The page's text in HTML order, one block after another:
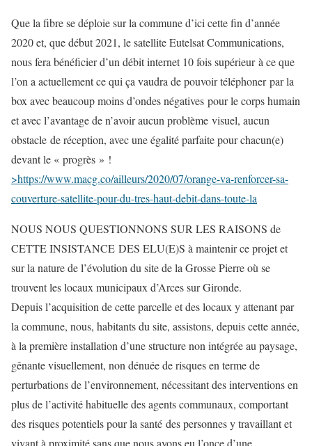
Que la fibre se déploie sur la commune d’ici cette fin d’année
2020 et, que début 2021, le satellite Eutelsat Communications,
nous fera bénéficier d’un débit internet 10 fois supérieur à ce que
l’on a actuellement ce qui ça vaudra de pouvoir téléphoner par la
box avec beaucoup moins d’ondes négatives pour le corps humain
et avec l’avantage de n’avoir aucun problème visuel, aucun
obstacle de réception, avec une égalité parfaite pour chacun(e)
devant le « progrès » !
>https://www.macg.co/ailleurs/2020/07/orange-va-renforcer-sa-
couverture-satellite-pour-du-tres-haut-debit-dans-toute-la
NOUS NOUS QUESTIONNONS SUR LES RAISONS de
CETTE INSISTANCE DES ELU(E)S à maintenir ce projet et
sur la nature de l’évolution du site de la Grosse Pierre où se
trouvent les locaux municipaux d’Arces sur Gironde.
Depuis l’acquisition de cette parcelle et des locaux y attenant par
la commune, nous, habitants du site, assistons, depuis cette année,
à la première installation d’une structure non intégrée au paysage,
gênante visuellement, non dénuée de risques en terme de
perturbations de l’environnement, nécessitant des interventions en
plus de l’activité habituelle des agents communaux, comportant
des risques potentiels pour la santé des personnes y travaillant et
vivant à proximité sans que nous ayons eu l’once d’une